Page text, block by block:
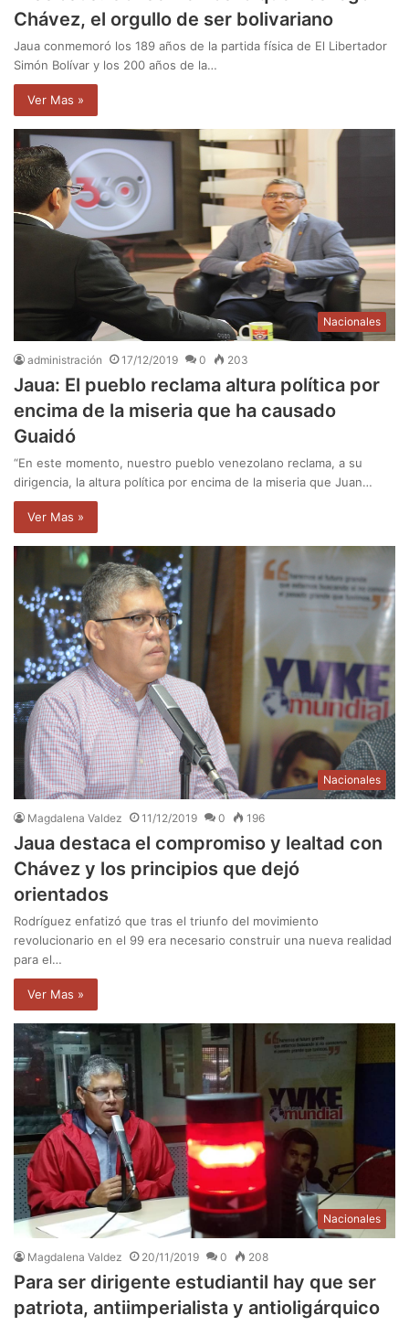
Chávez, el orgullo de ser bolivariano
Jaua conmemoró los 189 años de la partida física de El Libertador
Simón Bolívar y los 200 años de la…
Ver Mas »
Nacionales
administración 17/12/2019 0 203
Jaua: El pueblo reclama altura política por
encima de la miseria que ha causado
Guaidó
“En este momento, nuestro pueblo venezolano reclama, a su
dirigencia, la altura política por encima de la miseria que Juan…
Ver Mas »
Nacionales
Magdalena Valdez 11/12/2019 0 196
Jaua destaca el compromiso y lealtad con
Chávez y los principios que dejó
orientados
Rodríguez enfatizó que tras el triunfo del movimiento
revolucionario en el 99 era necesario construir una nueva realidad
para el…
Ver Mas »
Nacionales
Magdalena Valdez 20/11/2019 0 208
Para ser dirigente estudiantil hay que ser
patriota, antiimperialista y antioligárquico